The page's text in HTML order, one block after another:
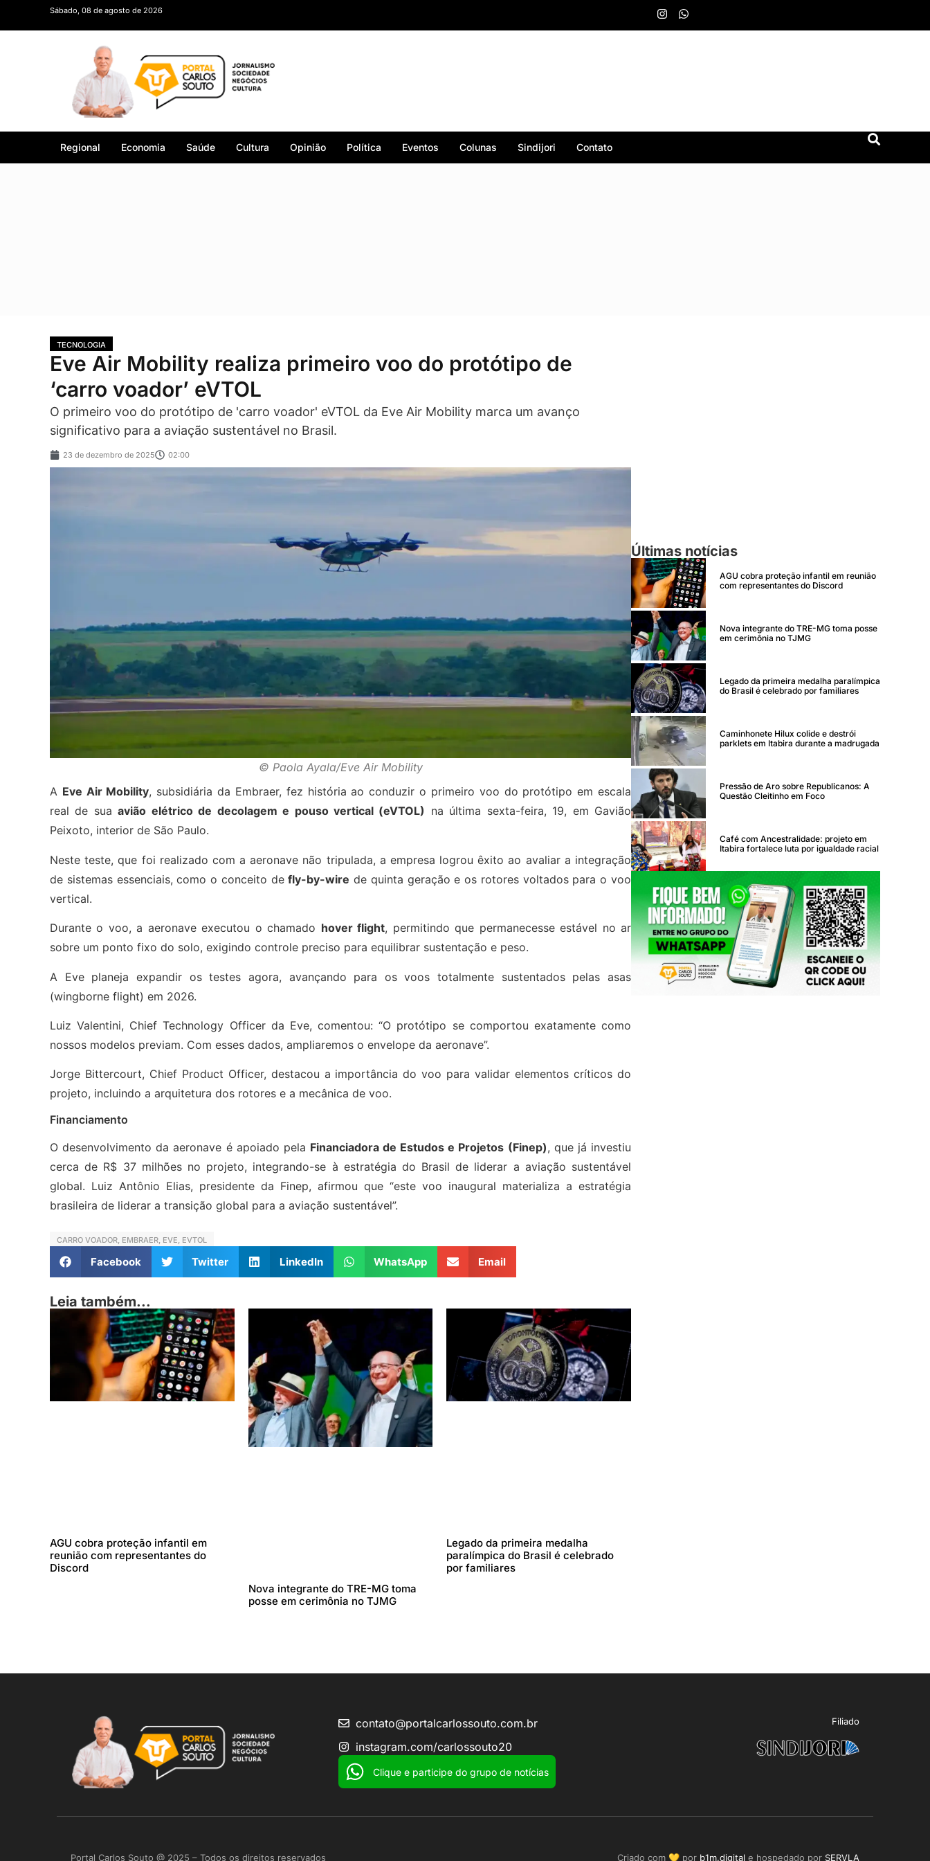
Sábado, 08 de agosto de 2026
Regional Economia Saúde Cultura Opinião Política Eventos Colunas Sindijori Contato
TECNOLOGIA
Eve Air Mobility realiza primeiro voo do protótipo de
‘carro voador’ eVTOL
O primeiro voo do protótipo de 'carro voador' eVTOL da Eve Air Mobility marca um avanço
significativo para a aviação sustentável no Brasil.
23 de dezembro de 2025 02:00
© Paola Ayala/Eve Air Mobility
A Eve Air Mobility, subsidiária da Embraer, fez história ao conduzir o primeiro voo do protótipo em escala
real de suaavião elétrico de decolagem e pouso vertical (eVTOL) na última sexta-feira, 19, em Gavião
Peixoto, interior de São Paulo.
Neste teste, que foi realizado com a aeronave não tripulada, a empresa logrou êxito ao avaliar a integração
de sistemas essenciais, como o conceito defly-by-wire de quinta geração e os rotores voltados para o voo
vertical.
Durante o voo, a aeronave executou o chamado hover flight, permitindo que permanecesse estável no ar
sobre um ponto fixo do solo, exigindo controle preciso para equilibrar sustentação e peso.
A Eve planeja expandir os testes agora, avançando para os voos totalmente sustentados pelas asas
(wingborne flight) em 2026.
Luiz Valentini, Chief Technology Officer da Eve, comentou: “O protótipo se comportou exatamente como
nossos modelos previam. Com esses dados, ampliaremos o envelope da aeronave”.
Jorge Bittercourt, Chief Product Officer, destacou a importância do voo para validar elementos críticos do
projeto, incluindo a arquitetura dos rotores e a mecânica de voo.
Financiamento
O desenvolvimento da aeronave é apoiado pela Financiadora de Estudos e Projetos (Finep), que já investiu
cerca de R$ 37 milhões no projeto, integrando-se à estratégia do Brasil de liderar a aviação sustentável
global. Luiz Antônio Elias, presidente da Finep, afirmou que “este voo inaugural materializa a estratégia
brasileira de liderar a transição global para a aviação sustentável”.
CARRO VOADOR, EMBRAER, EVE, EVTOL
Facebook Twitter LinkedIn WhatsApp Email
Leia também...
AGU cobra proteção infantil em
reunião com representantes do
Discord
Nova integrante do TRE-MG toma
posse em cerimônia no TJMG
Legado da primeira medalha
paralímpica do Brasil é celebrado
por familiares
Últimas notícias
AGU cobra proteção infantil em reunião
com representantes do Discord
Nova integrante do TRE-MG toma posse
em cerimônia no TJMG
Legado da primeira medalha paralímpica
do Brasil é celebrado por familiares
Caminhonete Hilux colide e destrói
parklets em Itabira durante a madrugada
Pressão de Aro sobre Republicanos: A
Questão Cleitinho em Foco
Café com Ancestralidade: projeto em
Itabira fortalece luta por igualdade racial
contato@portalcarlossouto.com.br
instagram.com/carlossouto20
Clique e participe do grupo de notícias
Filiado
Portal Carlos Souto @ 2025 – Todos os direitos reservados Criado com 💛 por b1m.digital e hospedado por SERVLA